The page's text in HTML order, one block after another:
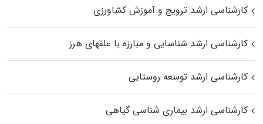
کارشناسی ارشد ترویج و آموزش کشاورزی
کارشناسی ارشد شناسایی و مبارزه با علفهای هرز
کارشناسی ارشد توسعه روستایی
کارشناسی ارشد بیماری‌ شناسی گیاهی